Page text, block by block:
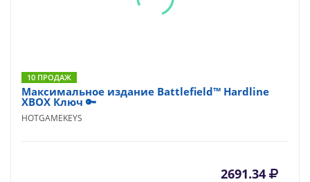
10 ПРОДАЖ
Максимальное издание Battlefield™ Hardline
XBOX Ключ 🔑
HOTGAMEKEYS
2691.34